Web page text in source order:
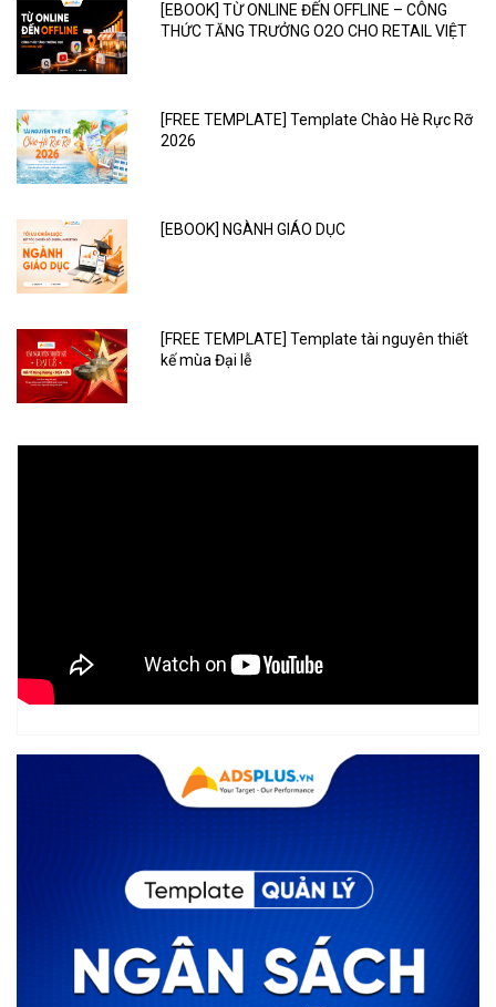
[EBOOK] TỪ ONLINE ĐẾN OFFLINE – CÔNG
THỨC TĂNG TRƯỞNG O2O CHO RETAIL VIỆT
[FREE TEMPLATE] Template Chào Hè Rực Rỡ
2026
[EBOOK] NGÀNH GIÁO DỤC
[FREE TEMPLATE] Template tài nguyên thiết
kế mùa Đại lễ